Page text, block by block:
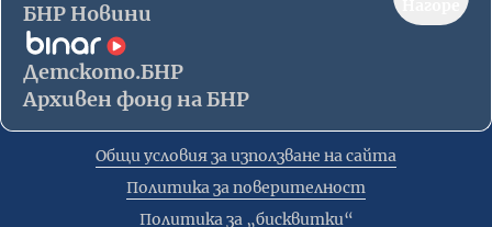
БНР Новини
Детското.БНР
Архивен фонд на БНР
Общи условия за използване на сайта
Политика за поверителност
Политика за „бисквитки“